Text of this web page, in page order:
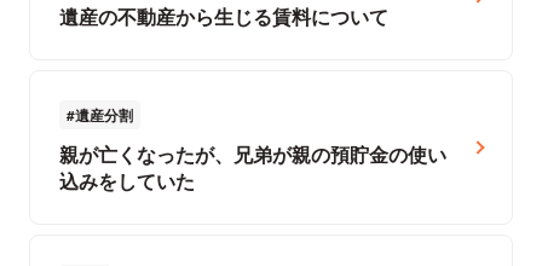
遺産の不動産から生じる賃料について
遺産分割
親が亡くなったが、兄弟が親の預貯金の使い
込みをしていた